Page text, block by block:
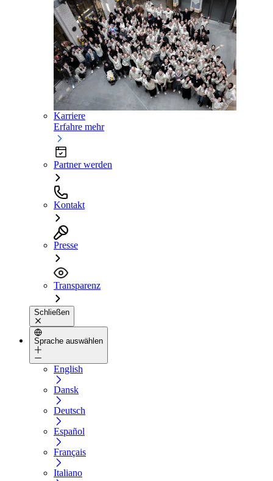
Karriere
Erfahre mehr
Partner werden
Kontakt
Presse
Transparenz
Schließen
Sprache auswählen
English
Dansk
Deutsch
Español
Français
Italiano